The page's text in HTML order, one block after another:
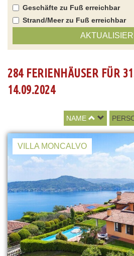
Geschäfte zu Fuß erreichbar
Strand/Meer zu Fuß erreichbar
284 FERIENHÄUSER FÜR
14.09.2024
NAME
VILLA MONCALVO